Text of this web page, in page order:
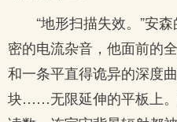
“地形扫描失效。”安
密的电流杂音，他面前的
和一条平直得诡异的深度
块……无限延伸的平板上